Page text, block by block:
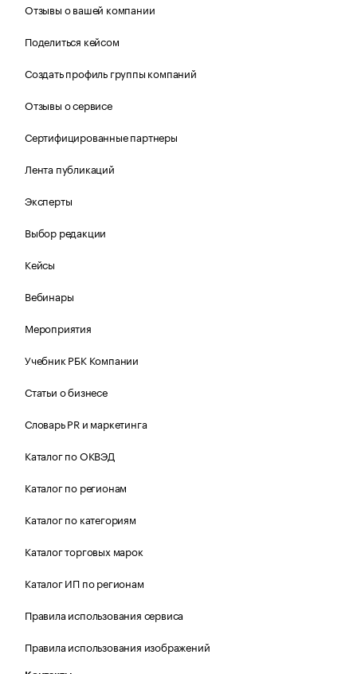
Отзывы о вашей компании
Поделиться кейсом
Создать профиль группы компаний
Отзывы о сервисе
Сертифицированные партнеры
Лента публикаций
Эксперты
Выбор редакции
Кейсы
Вебинары
Мероприятия
Учебник РБК Компании
Статьи о бизнесе
Словарь PR и маркетинга
Каталог по ОКВЭД
Каталог по регионам
Каталог по категориям
Каталог торговых марок
Каталог ИП по регионам
Правила использования сервиса
Правила использования изображений